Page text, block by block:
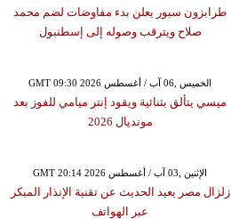
طرابزون سبور يعلن بدء مفاوضات لضم محمد
صلاح ويترقب وصوله إلى إسطنبول
GMT 09:30 2026 الخميس ,06 آب / أغسطس
ميسي يتألق بثنائية ويقود إنتر ميامي للفوز بعد
مونديال 2026
GMT 20:14 2026 الإثنين ,03 آب / أغسطس
زلزال مصر يعيد الحديث عن تقنية الإنذار المبكر
عبر الهواتف